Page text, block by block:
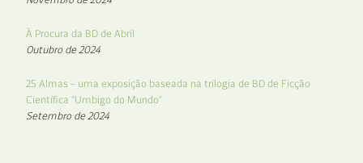
À Procura da BD de Abril
Outubro de 2024
25 Almas – uma exposição baseada na trilogia de BD de Ficção
Científica “Umbigo do Mundo”
Setembro de 2024